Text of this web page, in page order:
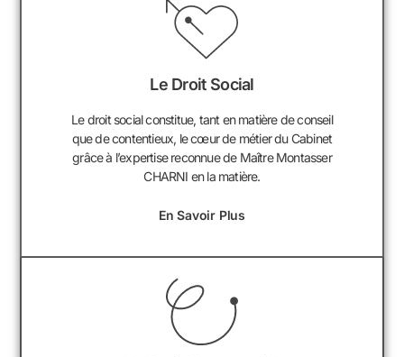
Le Droit Social
Le droit social constitue, tant en matière de conseil
que de contentieux, le cœur de métier du Cabinet
grâce à l’expertise reconnue de Maître Montasser
CHARNI en la matière.
En Savoir Plus